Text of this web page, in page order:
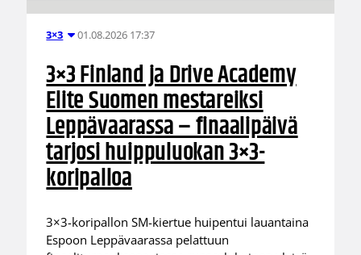
3×3 01.08.2026 17:37
3×3 Finland ja Drive Academy
Elite Suomen mestareiksi
Leppävaarassa – finaalipäivä
tarjosi huippuluokan 3×3-
koripalloa
3×3-koripallon SM-kiertue huipentui lauantaina
Espoon Leppävaarassa pelattuun